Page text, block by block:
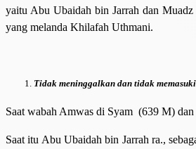
yaitu Abu Ubaidah bin Jarrah dan Muadz
yang melanda Khilafah Uthmani.
Tidak meninggalkan dan tidak
Saat wabah Amwas di Syam (639 M)
Saat itu Abu Ubaidah bin Jarrah ra.,